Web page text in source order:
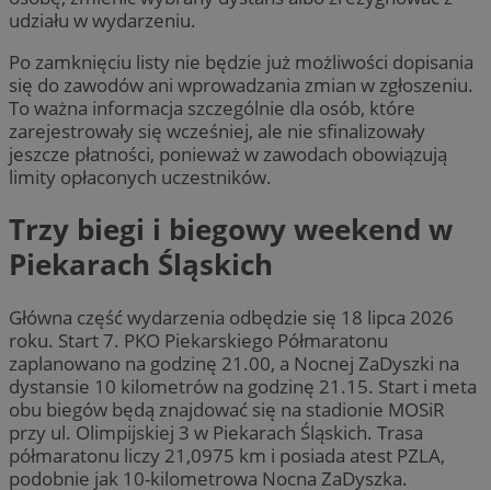
udziału w wydarzeniu.
Po zamknięciu listy nie będzie już możliwości dopisania
się do zawodów ani wprowadzania zmian w zgłoszeniu.
To ważna informacja szczególnie dla osób, które
zarejestrowały się wcześniej, ale nie sfinalizowały
jeszcze płatności, ponieważ w zawodach obowiązują
limity opłaconych uczestników.
Trzy biegi i biegowy weekend w
Piekarach Śląskich
Główna część wydarzenia odbędzie się 18 lipca 2026
roku. Start 7. PKO Piekarskiego Półmaratonu
zaplanowano na godzinę 21.00, a Nocnej ZaDyszki na
dystansie 10 kilometrów na godzinę 21.15. Start i meta
obu biegów będą znajdować się na stadionie MOSiR
przy ul. Olimpijskiej 3 w Piekarach Śląskich. Trasa
półmaratonu liczy 21,0975 km i posiada atest PZLA,
podobnie jak 10-kilometrowa Nocna ZaDyszka.